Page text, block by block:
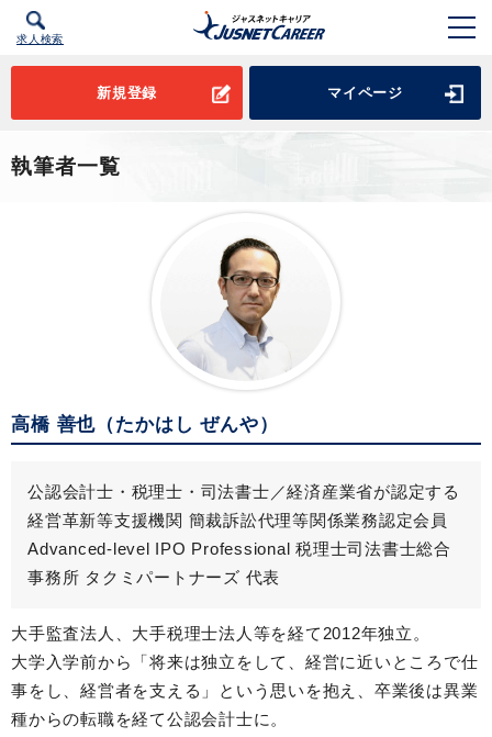
求人検索
新規登録 マイページ
執筆者一覧
高橋 善也 （たかはし ぜんや）
公認会計士・税理士・司法書士／経済産業省が認定する
経営革新等支援機関 簡裁訴訟代理等関係業務認定会員
Advanced-level IPO Professional 税理士司法書士総合
事務所 タクミパートナーズ 代表
大手監査法人、大手税理士法人等を経て2012年独立。
大学入学前から「将来は独立をして、経営に近いところで仕
事をし、経営者を支える」という思いを抱え、卒業後は異業
種からの転職を経て公認会計士に。